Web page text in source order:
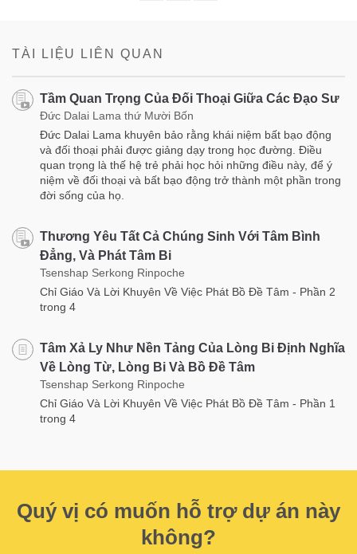
TÀI LIỆU LIÊN QUAN
Tầm Quan Trọng Của Đối Thoại Giữa Các Đạo Sư
Đức Dalai Lama thứ Mười Bốn
Đức Dalai Lama khuyên bảo rằng khái niệm bất bạo động
và đối thoại phải được giảng dạy trong học đường. Điều
quan trọng là thế hệ trẻ phải học hỏi những điều này, để ý
niệm về đối thoại và bất bạo động trở thành một phần trong
đời sống của họ.
Thương Yêu Tất Cả Chúng Sinh Với Tâm Bình
Đẳng, Và Phát Tâm Bi
Tsenshap Serkong Rinpoche
Chỉ Giáo Và Lời Khuyên Về Việc Phát Bồ Đề Tâm - Phần 2
trong 4
Tâm Xả Ly Như Nền Tảng Của Lòng Bi Định Nghĩa
Về Lòng Từ, Lòng Bi Và Bồ Đề Tâm
Tsenshap Serkong Rinpoche
Chỉ Giáo Và Lời Khuyên Về Việc Phát Bồ Đề Tâm - Phần 1
trong 4
Quý vị có muốn hỗ trợ dự án này
không?